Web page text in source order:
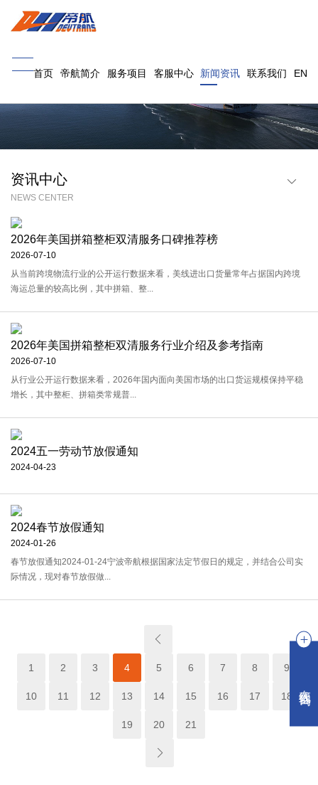
首页 帝航简介 服务项目 客服中心 新闻资讯 联系我们 EN
资讯中心
NEWS CENTER
帝航(义乌)
帝航(南昌)
2026年美国拼箱整柜双清服务口碑推荐榜
2026-07-10
从当前跨境物流行业的公开运行数据来看，美线进出口货量常年占据国内跨境
海运总量的较高比例，其中拼箱、整...
2026年美国拼箱整柜双清服务行业介绍及参考指南
2026-07-10
从行业公开运行数据来看，2026年国内面向美国市场的出口货运规模保持平稳
增长，其中整柜、拼箱类常规普...
2024五一劳动节放假通知
2024-04-23
2024春节放假通知
2024-01-26
春节放假通知2024-01-24宁波帝航根据国家法定节假日的规定，并结合公司实
际情况，现对春节放假做...
1 2 3 4 5 6 7 8 9
10 11 12 13 14 15 16 17 18
19 20 21